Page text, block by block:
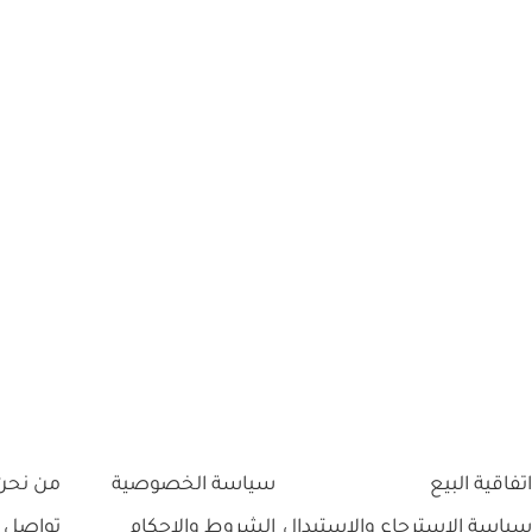
اتفاقية البيع
سياسة الخصوصية
من